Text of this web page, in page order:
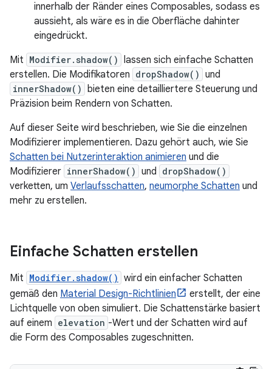
innerhalb der Ränder eines Composables, sodass es
aussieht, als wäre es in die Oberfläche dahinter
eingedrückt.
Mit Modifier.shadow() lassen sich einfache Schatten
erstellen. Die Modifikatoren dropShadow() und
innerShadow() bieten eine detailliertere Steuerung und
Präzision beim Rendern von Schatten.
Auf dieser Seite wird beschrieben, wie Sie die einzelnen
Modifizierer implementieren. Dazu gehört auch, wie Sie
Schatten bei Nutzerinteraktion animieren und die
Modifizierer innerShadow() und dropShadow()
verketten, um Verlaufsschatten, neumorphe Schatten und
mehr zu erstellen.
Einfache Schatten erstellen
Mit Modifier.shadow() wird ein einfacher Schatten
gemäß den Material Design-Richtlinien
erstellt, der eine
Lichtquelle von oben simuliert. Die Schattenstärke basiert
auf einem elevation -Wert und der Schatten wird auf
die Form des Composables zugeschnitten.